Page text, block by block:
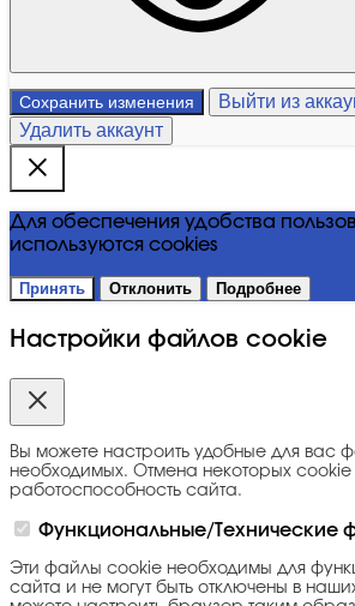
Сохранить изменения
Выйти из
Удалить аккаунт
Для обеспечения удобства
используются cookies
Принять Отклонить Подробнее
Настройки файлов cookie
Вы можете настроить удобные для вас
необходимых. Отмена некоторых cookie
работоспособность сайта.
Функциональные/Технические
Эти файлы cookie необходимы для
сайта и не могут быть отключены в